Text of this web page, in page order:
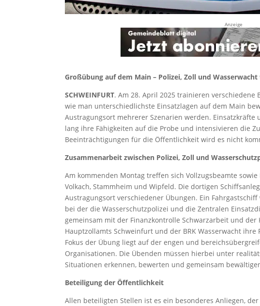
Anzeige
Großübung auf dem Main – Polizei, Zoll und
SCHWEINFURT. Am 28. April 2025 trainieren
wie man unterschiedlichste Einsatzlagen auf dem Main
Austragungsort mehrerer Szenarien werden. Einsatzkräfte
lang ihre Fähigkeiten auf die Probe und intensivieren die
Beeinträchtigungen für die Öffentlichkeit wird es nicht
Zusammenarbeit zwischen Polizei, Zoll und
Am kommenden Montag treffen sich Vollzugsbeamte
Volkach, Stammheim und Wipfeld. Die dortigen
Austragungsort verschiedener Übungen. Ein
bei der die Wasserschutzpolizei und die Zentralen
gemeinsam mit der Finanzkontrolle Schwarzarbeit und der
Hauptzollamts Schweinfurt und der BRK Wasserwacht
Fokus der Übung liegt auf der engen und
Organisationen. Die Übenden müssen hierbei unter
Situationen erkennen, bewerten und gemeinsam
Beteiligung der Öffentlichkeit
Allen beteiligten Stellen ist es ein besonderes Anliegen,